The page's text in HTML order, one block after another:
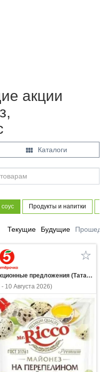
акции
 Каталоги
Продукты и напитки
Текущие Будущие
Акционные предложения (Татарстан)
- 10 Августа 2026)